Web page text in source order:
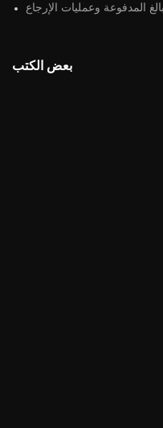
المدفوعة وعمليات الإرجاع
بعض الكتب